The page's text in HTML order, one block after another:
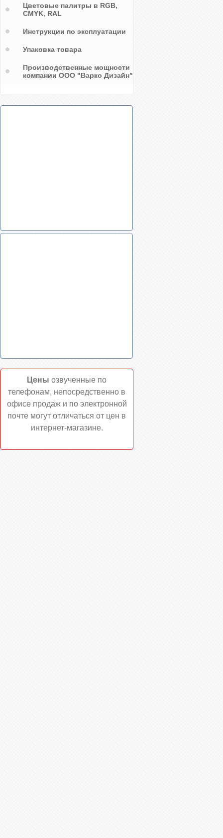
Цветовые палитры в RGB,
CMYK, RAL
Инструкции по эксплуатации
Упаковка товара
Производственные мощности
компании ООО "Варко Дизайн"
Цены озвученные по
телефонам, непосредственно в
офисе продаж и по электронной
почте могут отличаться от цен в
интернет-магазине.